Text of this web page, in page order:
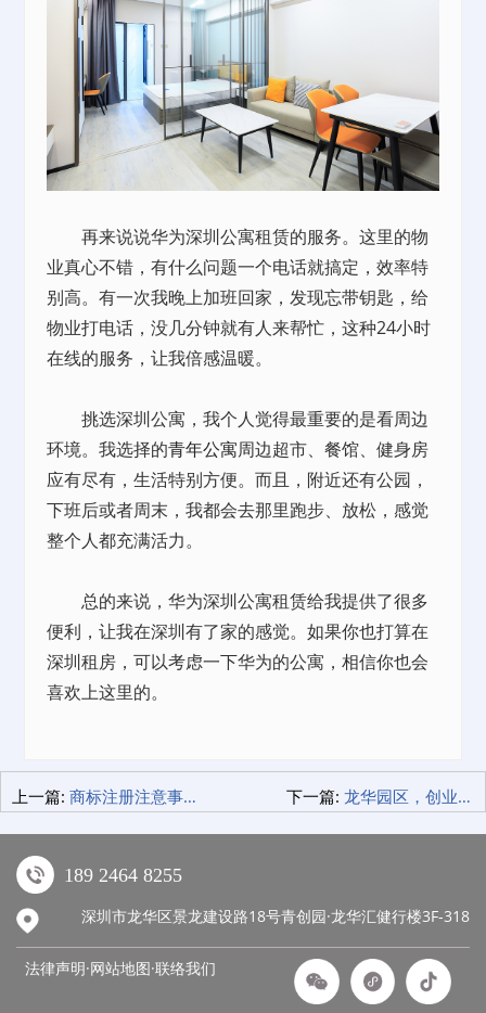
再来说说华为深圳公寓租赁的服务。这里的物
业真心不错，有什么问题一个电话就搞定，效率特
别高。有一次我晚上加班回家，发现忘带钥匙，给
物业打电话，没几分钟就有人来帮忙，这种24小时
在线的服务，让我倍感温暖。
挑选深圳公寓，我个人觉得最重要的是看周边
环境。我选择的青年公寓周边超市、餐馆、健身房
应有尽有，生活特别方便。而且，附近还有公园，
下班后或者周末，我都会去那里跑步、放松，感觉
整个人都充满活力。
总的来说，华为深圳公寓租赁给我提供了很多
便利，让我在深圳有了家的感觉。如果你也打算在
深圳租房，可以考虑一下华为的公寓，相信你也会
喜欢上这里的。
上一篇: 商标注册注意事项，用亲身经历告诉你！ 下一篇: 龙华园区，创业故事！
189 2464 8255
深圳市龙华区景龙建设路18号青创园·龙华汇健行楼3F-318
法律声明·网站地图·联络我们